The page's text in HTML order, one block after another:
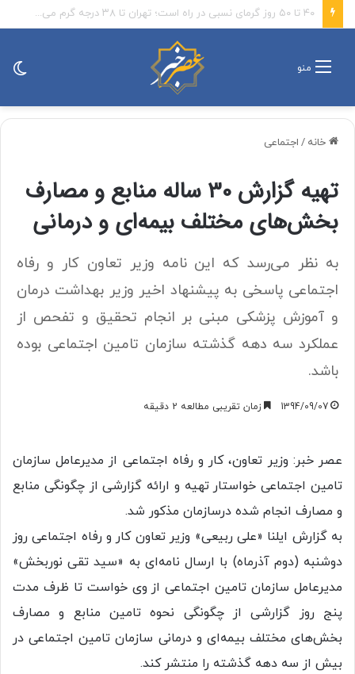
امام‌ جمعه اهواز: با افزایش برد موشک هایمان به ۱۵ هزار کیلومتر می خواهیم عمق آمریکا را هدف قرار دهیم
منو
خانه / اجتماعی
تهیه گزارش 30 ساله منابع و مصارف
بخش‌های مختلف بیمه‌ای و درمانی
به نظر می‌رسد که این نامه وزیر تعاون کار و رفاه
اجتماعی پاسخی به پیشنهاد اخیر وزیر بهداشت درمان
و آموزش پزشکی مبنی بر انجام تحقیق و تفحص از
عملکرد سه دهه گذشته سازمان تامین اجتماعی بوده
باشد.
1394/09/07 زمان تقریبی مطالعه 2 دقیقه
عصر خبر: وزیر تعاون، کار و رفاه اجتماعی از مدیرعامل سازمان
تامین اجتماعی خواستار تهیه و ارائه گزارشی از چگونگی منابع
و مصارف انجام شده درسازمان مذکور شد.
به گزارش ایلنا «علی ربیعی» وزیر تعاون کار و رفاه اجتماعی روز
دوشنبه (دوم آذرماه) با ارسال نامه‌ای به «سید تقی نوربخش»
مدیرعامل سازمان تامین اجتماعی از وی خواست تا ظرف مدت
پنج روز گزارشی از چگونگی نحوه تامین منابع و مصارف
بخش‌های مختلف بیمه‌ای و درمانی سازمان تامین اجتماعی در
بیش از سه دهه گذشته را منتشر کند.